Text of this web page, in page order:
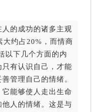
的成功的诸多主观
大约占20%，而情商
以下几个方面的内
有认识自己，才能
管理自己的情绪。
能够使人走出生命
人的情绪。这是与